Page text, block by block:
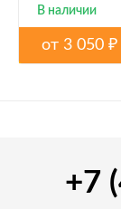
В наличии
от 3 050 ₽
+7